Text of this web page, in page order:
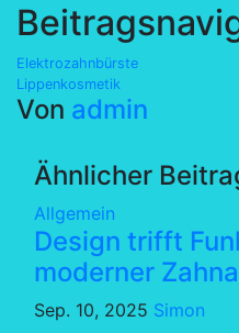
Elektrozahnbürste
Lippenkosmetik
Von admin
Ähnlicher
Allgemein
Design trifft
moderner
Sep. 10, 2025 Simon